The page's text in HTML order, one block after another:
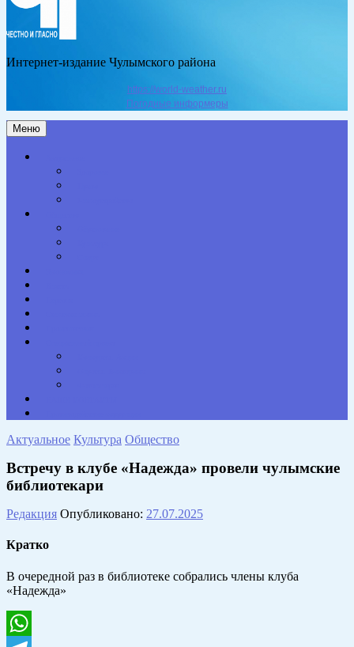
Интернет-издание Чулымского района
https://world-weather.ru
Погодные информеры
Меню
Актуальное Культура Общество
Встречу в клубе «Надежда» провели чулымские
библиотекари
Редакция Опубликовано: 27.07.2025
Кратко
В очередной раз в библиотеке собрались члены клуба
«Надежда»